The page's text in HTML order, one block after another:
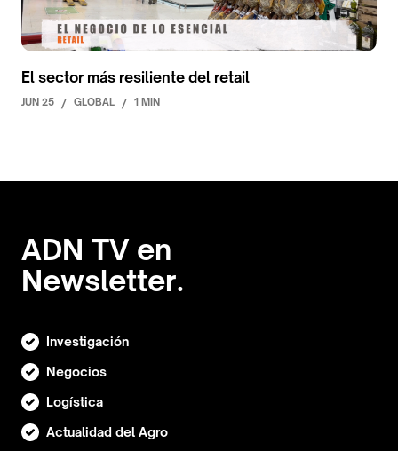
El sector más resiliente del retail
JUN 25 / GLOBAL / 1 MIN
ADN TV en
Newsletter.
Investigación
Negocios
Logística
Actualidad del Agro